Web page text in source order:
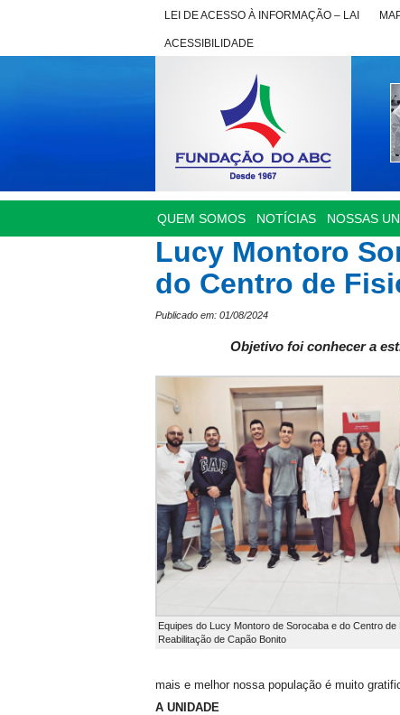
LEI DE ACESSO À INFORMAÇÃO – LAI
ACESSIBILIDADE
QUEM SOMOS NOTÍCIAS NOSSAS
Lucy Montoro
do Centro de
Publicado em: 01/08/2024
Objetivo foi conhecer a
Equipes do Lucy Montoro de Sorocaba e do Centro de
Reabilitação de Capão Bonito
mais e melhor nossa população é muito
A UNIDADE